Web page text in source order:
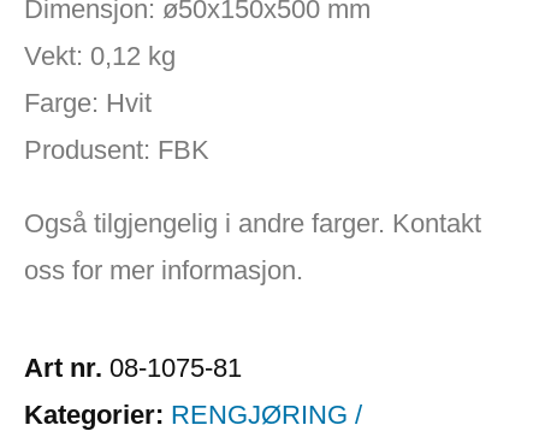
Dimensjon: ø50x150x500 mm
Vekt: 0,12 kg
Farge: Hvit
Produsent: FBK
Også tilgjengelig i andre farger. Kontakt
oss for mer informasjon.
Art nr. 08-1075-81
Kategorier: RENGJØRING /